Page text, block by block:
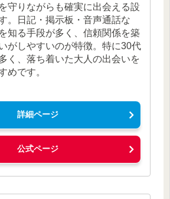
守りながらも確実に出会える設
。日記・掲示板・音声通話な
知る手段が多く、信頼関係を築
がしやすいのが特徴。特に30代
く、落ち着いた大人の出会いを
めです。
詳細ページ
公式ページ